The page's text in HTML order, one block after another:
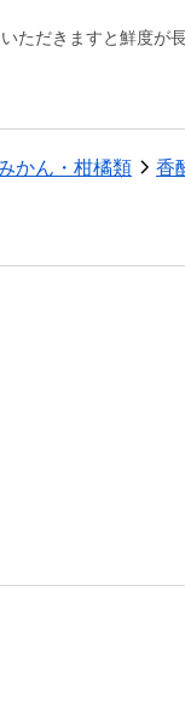
ただきますと鮮度が長
かん・柑橘類 香